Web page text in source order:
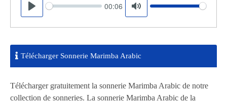
Play
Seek 00:06
Mute
Volume
Télécharger Sonnerie Marimba Arabic
Télécharger gratuitement la sonnerie Marimba Arabic de notre
collection de sonneries. La sonnerie Marimba Arabic de la